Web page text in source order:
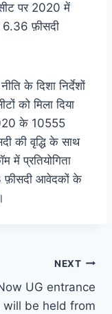
पर 2020 में
फ़ीसदी
के दिशा निर्देशों
को मिला दिया
के 10555
की वृद्धि के साथ
में प्रतियोगिता
फ़ीसदी आवेदकों के
NEXT
UG entrance
will be held from